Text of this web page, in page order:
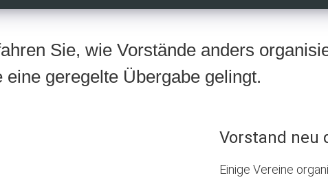
Sie, wie Vorstände anders
eine geregelte Übergabe gelingt.
Vorstand neu
Einige Vereine